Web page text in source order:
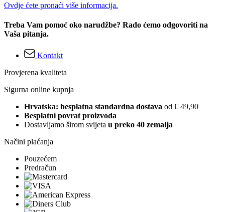
Ovdje ćete pronaći više informacija.
Treba Vam pomoć oko narudžbe? Rado ćemo odgovoriti na
Vaša pitanja.
Kontakt
Provjerena kvaliteta
Sigurna online kupnja
Hrvatska: besplatna standardna dostava od € 49,90
Besplatni povrat proizvoda
Dostavljamo širom svijeta u preko 40 zemalja
Načini plaćanja
Pouzećem
Predračun